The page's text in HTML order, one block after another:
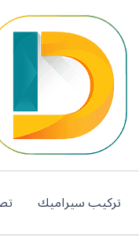
تركيب سيراميك